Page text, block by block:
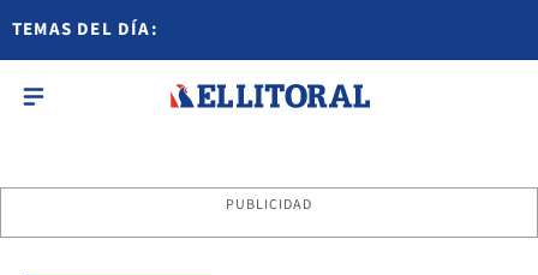
TEMAS DEL DÍA:
PUBLICIDAD